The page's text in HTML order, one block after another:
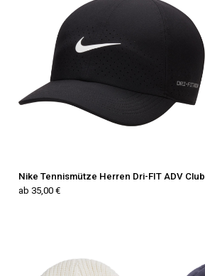
Nike Tennismütze Herren Dri-FIT ADV Club
ab 35,00 €